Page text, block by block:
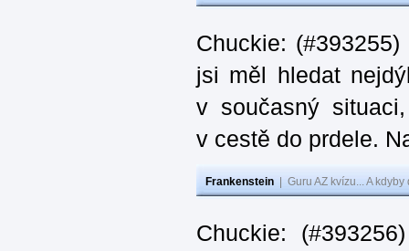
Chuckie:
jsi měl hledat
v současný
v cestě do prdele.
Frankenstein Guru AZ kvízu... A
Chuckie: